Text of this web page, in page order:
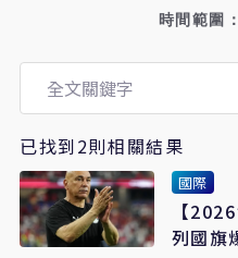
時間範圍：
已找到2則相關結果
國際
【
列國旗